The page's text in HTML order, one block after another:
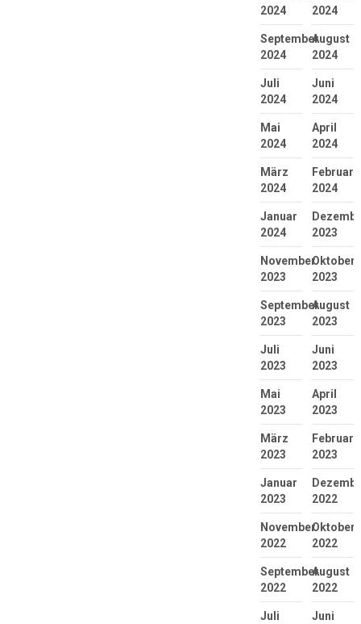
2024
2024
September
2024
August
2024
Juli
2024
Juni
2024
Mai
2024
April
2024
März
2024
Februar
2024
Januar
2024
2023
November
2023
Oktober
2023
September
2023
August
2023
Juli
2023
Juni
2023
Mai
2023
April
2023
März
2023
Februar
2023
Januar
2023
2022
November
2022
Oktober
2022
September
2022
August
2022
Juli
Juni